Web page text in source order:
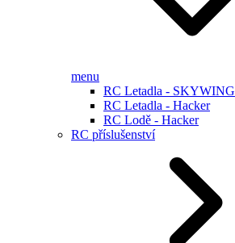
menu
RC Letadla - SKYWING
RC Letadla - Hacker
RC Lodě - Hacker
RC příslušenství